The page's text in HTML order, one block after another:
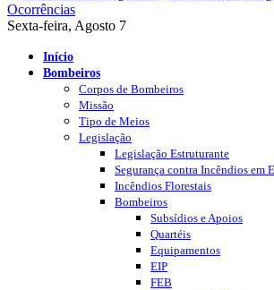
Ocorrências
Sexta-feira, Agosto 7
Início
Bombeiros
Corpos de Bombeiros
Missão
Tipo de Meios
Legislação
Legislação Estruturante
Segurança contra Incêndios em
Incêndios Florestais
Bombeiros
Subsídios e Apoios
Quartéis
Equipamentos
EIP
FEB